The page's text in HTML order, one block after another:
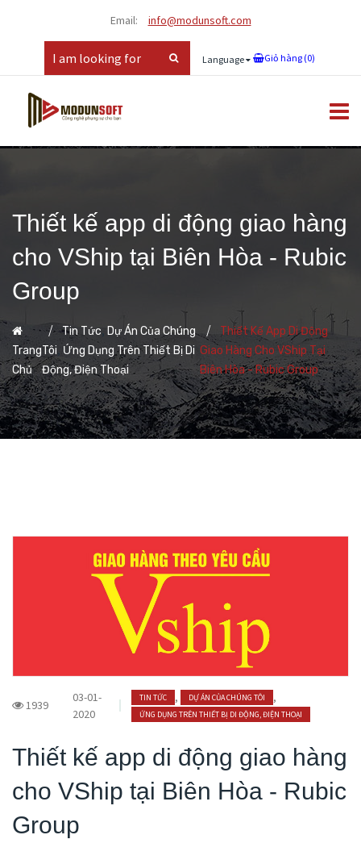
Email: info@modunsoft.com
Language Giỏ hàng (0)
Thiết kế app di động giao hàng
cho VShip tại Biên Hòa - Rubic
Group
Trang
Chủ
Tin Tức, Dự Án Của Chúng
Tôi, Ứng Dụng Trên Thiết Bị Di
Động, Điện Thoại
Thiết Kế App Di Động
Giao Hàng Cho VShip Tại
Biên Hòa - Rubic Group
1939
03-01-
2020
TIN TỨC , DỰ ÁN CỦA CHÚNG TÔI ,
ỨNG DỤNG TRÊN THIẾT BỊ DI ĐỘNG, ĐIỆN THOẠI
Thiết kế app di động giao hàng
cho VShip tại Biên Hòa - Rubic
Group